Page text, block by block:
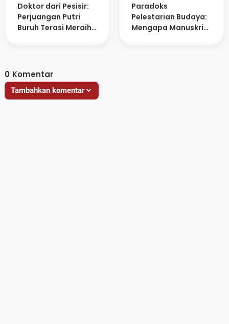
Doktor dari Pesisir:
Perjuangan Putri
Buruh Terasi Meraih
Paradoks
Pelestarian Budaya:
Mengapa Manuskrip
0 Komentar
Tambahkan komentar